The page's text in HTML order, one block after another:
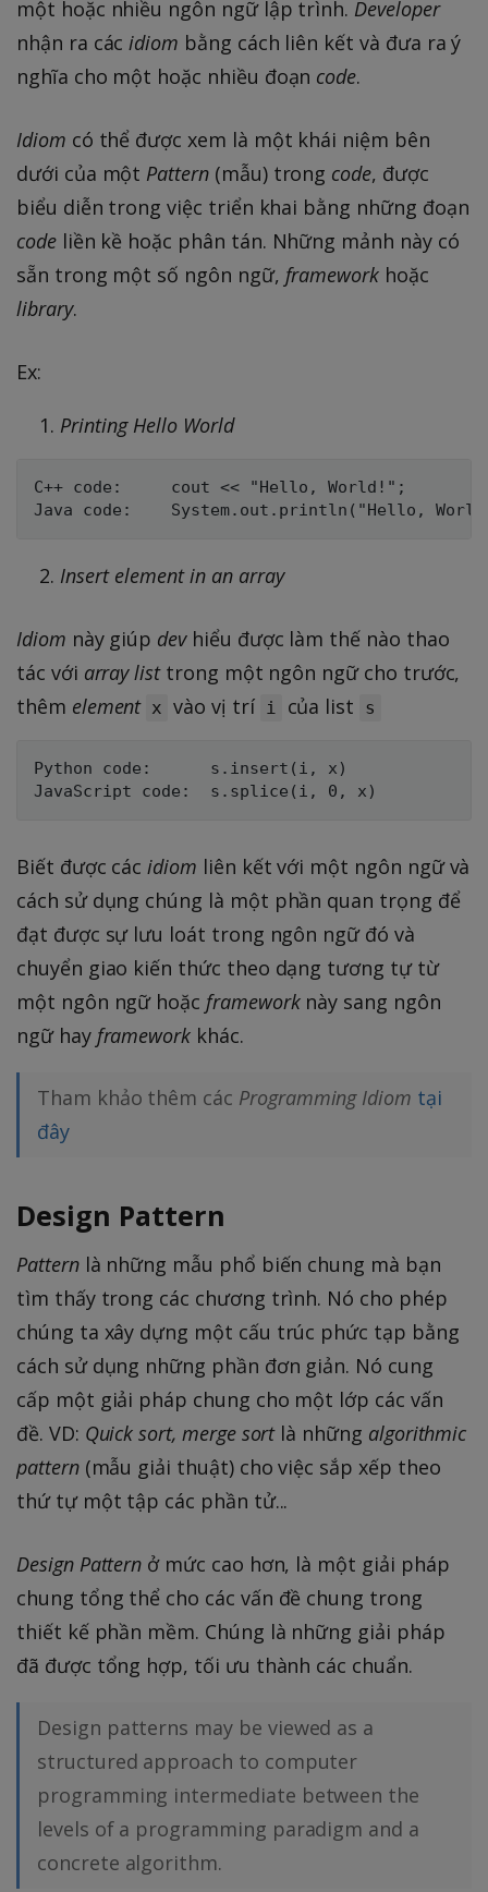
một hoặc nhiều ngôn ngữ lập trình. Developer
nhận ra cácidiom bằng cách liên kết và đưa ra ý
nghĩa cho một hoặc nhiều đoạn code.
Idiom có thể được xem là một khái niệm bên
dưới của một Pattern(mẫu) trong code, được
biểu diễn trong việc triển khai bằng những đoạn
codeliền kề hoặc phân tán. Những mảnh này có
sẵn trong một số ngôn ngữ, framework hoặc
library.
Ex:
Printing Hello World
C++ code:     cout << "Hello, World!";
Insert element in an array
Idiom này giúp devhiểu được làm thế nào thao
tác với array listtrong một ngôn ngữ cho trước,
thêm element x vào vị trí i của list s
Python code:      s.insert(i, x)
Biết được cácidiom liên kết với một ngôn ngữ và
cách sử dụng chúng là một phần quan trọng để
đạt được sự lưu loát trong ngôn ngữ đó và
chuyển giao kiến thức theo dạng tương tự từ
một ngôn ngữ hoặc frameworknày sang ngôn
ngữ hay framework khác.
Tham khảo thêm các Programming Idiom tại
đây
Design Pattern
Patternlà những mẫu phổ biến chung mà bạn
tìm thấy trong các chương trình. Nó cho phép
chúng ta xây dựng một cấu trúc phức tạp bằng
cách sử dụng những phần đơn giản. Nó cung
cấp một giải pháp chung cho một lớp các vấn
đề. VD: Quick sort, merge sortlà những algorithmic
pattern(mẫu giải thuật) cho việc sắp xếp theo
thứ tự một tập các phần tử...
Design Pattern ở mức cao hơn, là một giải pháp
chung tổng thể cho các vấn đề chung trong
thiết kế phần mềm. Chúng là những giải pháp
đã được tổng hợp, tối ưu thành các chuẩn.
Design patterns may be viewed as a
structured approach to computer
programming intermediate between the
levels of a programming paradigm and a
concrete algorithm.